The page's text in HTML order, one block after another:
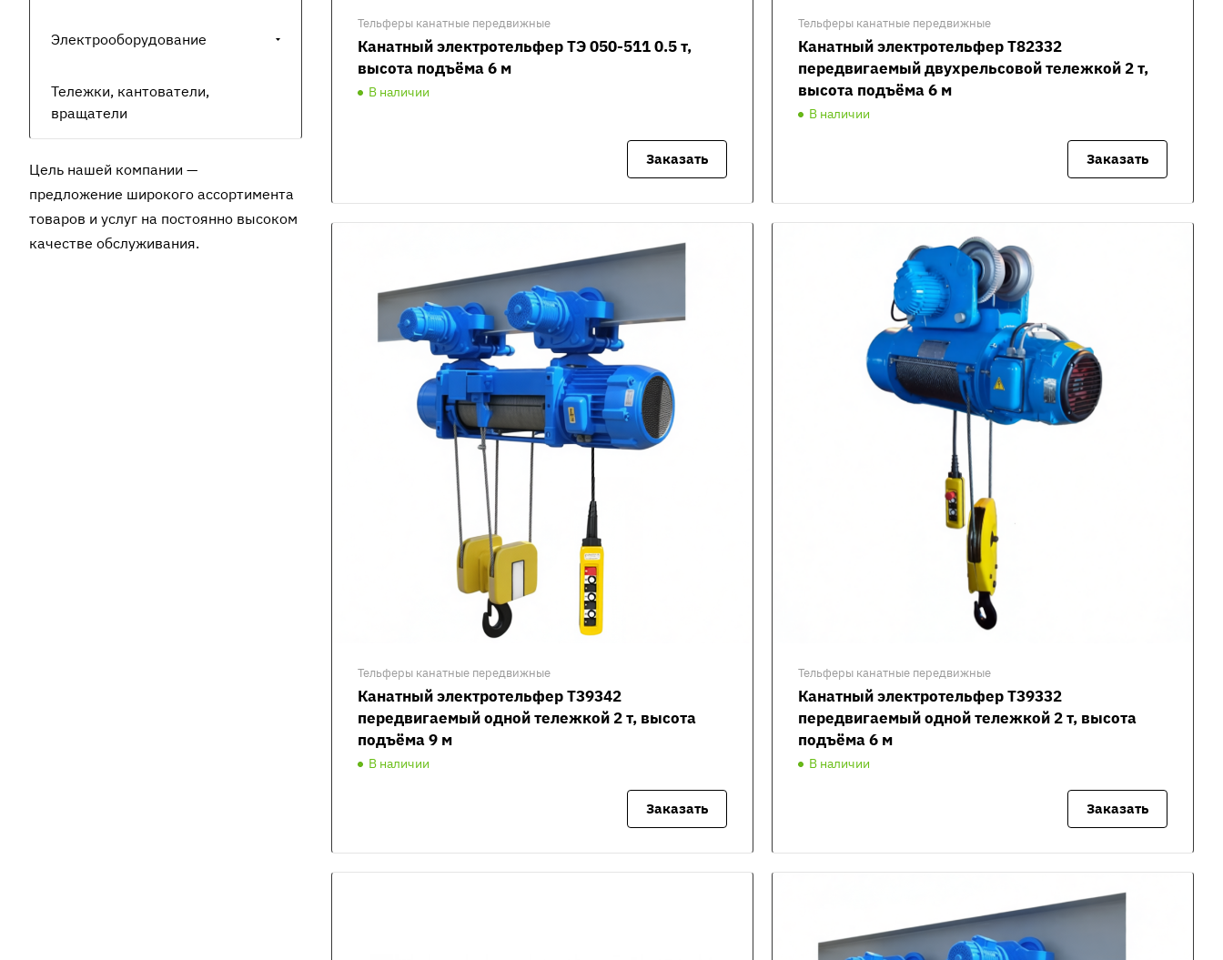
Тельферы канатные передвижные
Канатный электротельфер ТЭ 050-511 0.5 т,
высота подъёма 6 м
В наличии
Заказать
Тельферы канатные передвижные
Канатный электротельфер Т82332
передвигаемый двухрельсовой тележкой 2 т,
высота подъёма 6 м
В наличии
Заказать
Тельферы канатные передвижные
Канатный электротельфер Т39342
передвигаемый одной тележкой 2 т, высота
подъёма 9 м
В наличии
Заказать
Тельферы канатные передвижные
Канатный электротельфер Т39332
передвигаемый одной тележкой 2 т, высота
подъёма 6 м
В наличии
Заказать
Электрооборудование
Тележки, кантователи,
вращатели
Цель нашей компании —
предложение широкого ассортимента
товаров и услуг на постоянно высоком
качестве обслуживания.